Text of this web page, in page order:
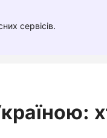
сервісів.